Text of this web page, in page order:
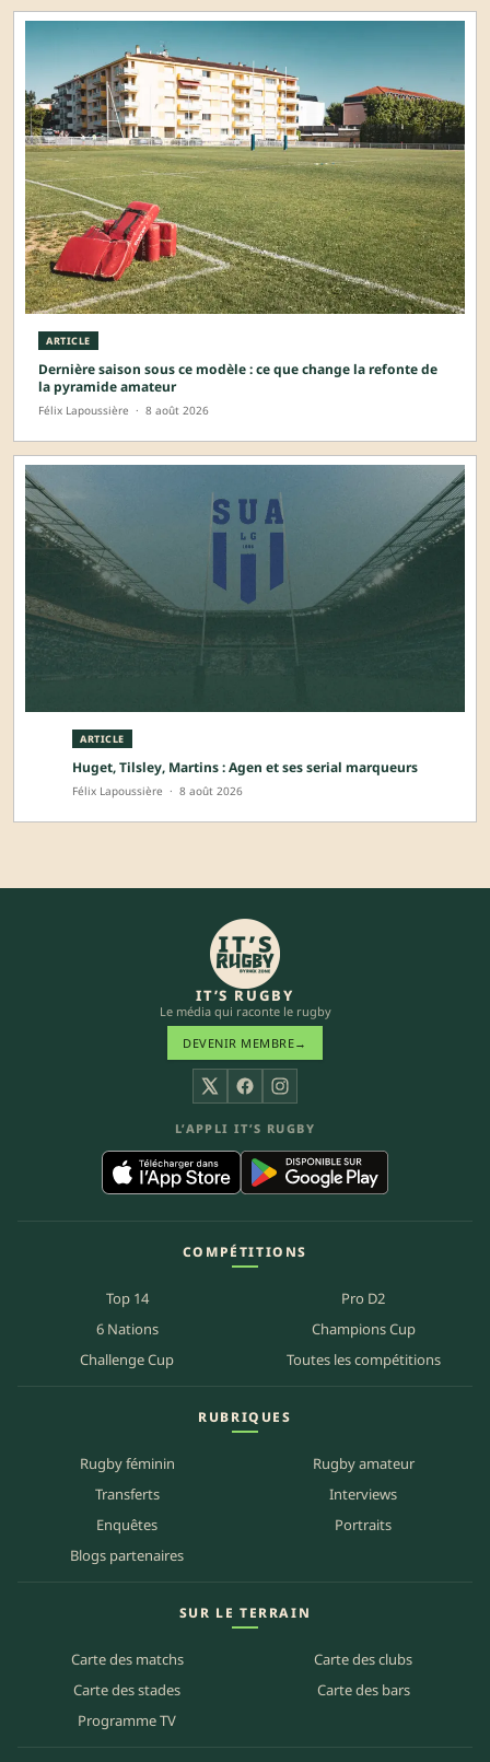
ARTICLE
Dernière saison sous ce modèle : ce que change la refonte de
la pyramide amateur
Félix Lapoussière · 8 août 2026
ARTICLE
Huget, Tilsley, Martins : Agen et ses serial marqueurs
Félix Lapoussière · 8 août 2026
IT’S RUGBY
Le média qui raconte le rugby
DEVENIR MEMBRE→
X FacebookInstagram
L’APPLI IT’S RUGBY
COMPÉTITIONS
Top 14
Pro D2
6 Nations
Champions Cup
Challenge Cup
Toutes les compétitions
RUBRIQUES
Rugby féminin
Rugby amateur
Transferts
Interviews
Enquêtes
Portraits
Blogs partenaires
SUR LE TERRAIN
Carte des matchs
Carte des clubs
Carte des stades
Carte des bars
Programme TV